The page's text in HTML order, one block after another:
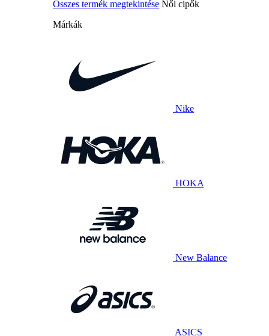
Összes termék megtekintése Női cipők
Márkák
Nike
HOKA
New Balance
ASICS